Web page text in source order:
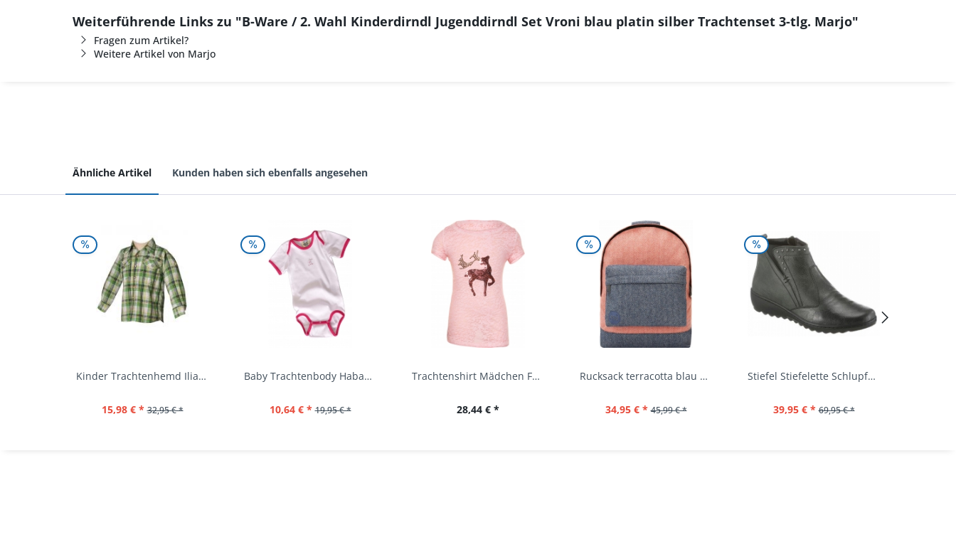
Weiterführende Links zu "B-Ware / 2. Wahl Kinderdirndl Jugenddirndl Set Vroni blau platin silber Trachtenset 3-tlg. Marjo"
Fragen zum Artikel?
Weitere Artikel von Marjo
Ähnliche Artikel Kunden haben sich ebenfalls angesehen
Kinder Trachtenhemd Ilias giftgrün langarm...
15,98 € * 32,95 € *
Baby Trachtenbody Habach weiß/pink Isar Trachten
10,64 € * 19,95 € *
Trachtenshirt Mädchen Feli Kids rosa orchidee...
28,44 € *
Rucksack terracotta blau navy Mi-Pac...
34,95 € * 45,99 € *
Stiefel Stiefelette Schlupfschuhe...
39,95 € * 69,95 € *